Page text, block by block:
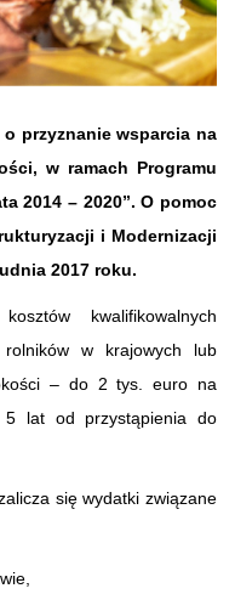
przyznanie wsparcia na
w ramach Programu
2014 – 2020”. O pomoc
i Modernizacji
2017 roku.
kwalifikowalnych
rolników w krajowych lub
– do 2 tys. euro na
5 lat od przystąpienia do
się wydatki związane